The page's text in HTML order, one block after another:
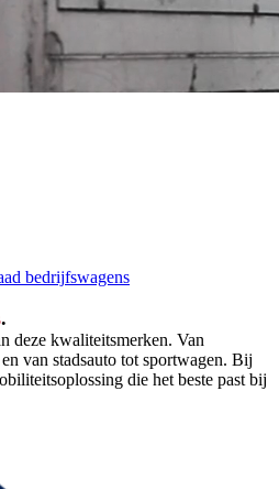
bedrijfswagens
.
deze kwaliteitsmerken. Van
van stadsauto tot sportwagen. Bij
die het beste past bij